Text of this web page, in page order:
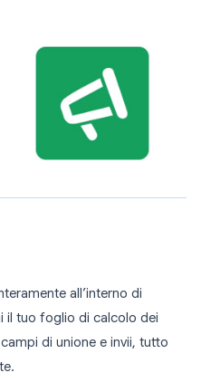
all’interno di
il tuo foglio di calcolo dei
di unione e invii, tutto